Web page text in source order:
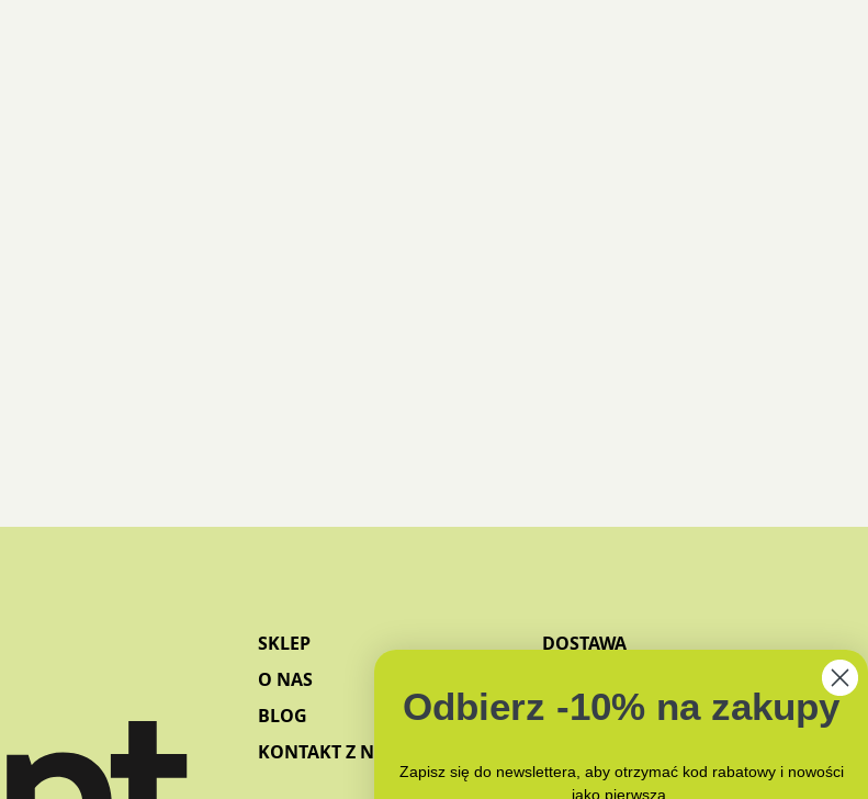
SKLEP
O NAS
BLOG
KONTAKT Z NAMI
DOSTAWA
JAK PAKUJEMY?
Odbierz -10% na zakupy
Zapisz się do newslettera, aby otrzymać kod rabatowy i nowości
jako pierwsza.